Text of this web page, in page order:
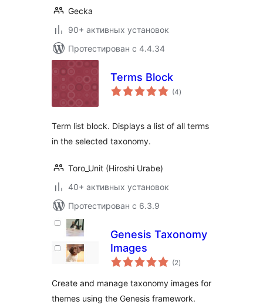
Gecka
90+ активных установок
Протестирован с 4.4.34
Terms Block
(4общий
рейтинг
)
Term list block. Displays a list of all terms
in the selected taxonomy.
Toro_Unit (Hiroshi Urabe)
40+ активных установок
Протестирован с 6.3.9
Genesis Taxonomy
Images
(2общий
рейтинг
)
Create and manage taxonomy images for
themes using the Genesis framework.